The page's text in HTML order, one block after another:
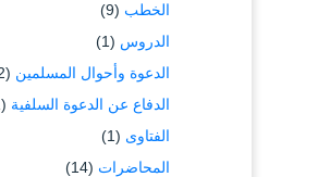
الخطب (9)
الدروس (1)
الدعوة وأحوال المسلمين (2)
الدفاع عن الدعوة السلفية (1)
الفتاوى (1)
المحاضرات (14)